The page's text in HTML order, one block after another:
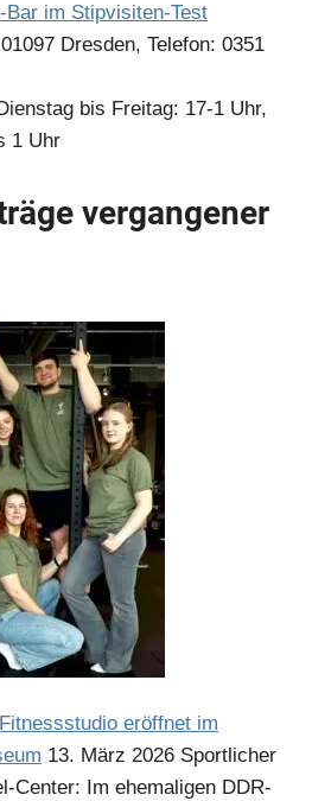
Bar im Stipvisiten-Test
Dresden, Telefon: 0351
bis Freitag: 17-1 Uhr,
1 Uhr
vergangener
eröffnet im
13. März 2026 Sportlicher
Center: Im ehemaligen DDR-